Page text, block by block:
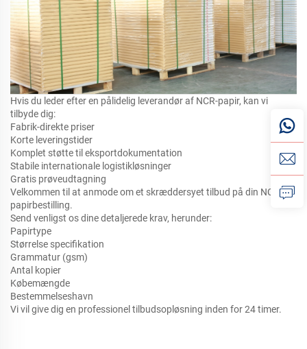
Hvis du leder efter en pålidelig leverandør af NCR-papir, kan vi
tilbyde dig:
Fabrik-direkte priser
Korte leveringstider
Komplet støtte til eksportdokumentation
Stabile internationale logistikløsninger
Gratis prøveudtagning
Velkommen til at anmode om et skræddersyet tilbud på din NCR-
papirbestilling.
Send venligst os dine detaljerede krav, herunder:
Papirtype
Størrelse specifikation
Grammatur (gsm)
Antal kopier
Købemængde
Bestemmelseshavn
Vi vil give dig en professionel tilbudsopløsning inden for 24 timer.